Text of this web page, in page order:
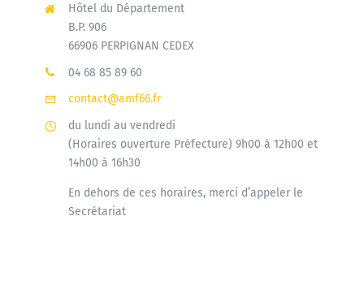
Hôtel du Département
B.P. 906
66906 PERPIGNAN CEDEX
04 68 85 89 60
contact@amf66.fr
du lundi au vendredi
(Horaires ouverture Préfecture) 9h00 à 12h00 et
14h00 à 16h30
En dehors de ces horaires, merci d’appeler le
Secrétariat